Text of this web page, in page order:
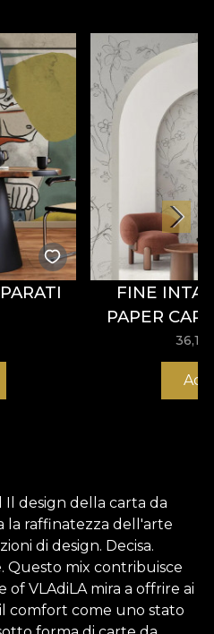
FINE
PAPER
36,16
Il design della carta da
la raffinatezza dell'arte
di design. Decisa.
Questo mix contribuisce
of VLAdiLA mira a offrire ai
comfort come uno stato